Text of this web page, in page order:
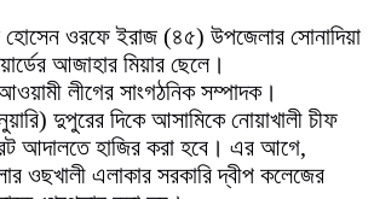
ওরফে ইরাজ (৪৫) উপজেলার সোনাদিয়া
আজাহার মিয়ার ছেলে।
লীগের সাংগঠনিক সম্পাদক।
দুপুরের দিকে আসামিকে নোয়াখালী চীফ
আদালতে হাজির করা হবে। এর আগে,
ওছখালী এলাকার সরকারি দ্বীপ কলেজের